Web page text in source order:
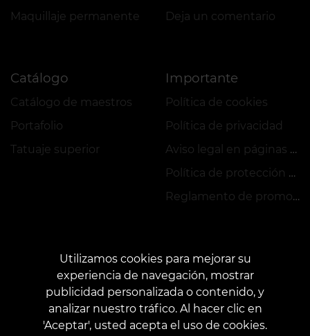
Maquillaje permanente
Deja un comentario
Catálogo
Catálogo de maestros
Portafolio
Tatuaje superior
Importante
Política de cookies
Política de privacidad
Aviso legal en páginas web
Política de protección de datos
Reglamento de promociones y VEAN COINS
CONTACTOS
Póngase en contacto con nosotros:customers@vean-tattoo.es
Cooperación: marketing.veantattoo@gmail.com
Utilizamos cookies para mejorar su
experiencia de navegación, mostrar
publicidad personalizada o contenido, y
analizar nuestro tráfico. Al hacer clic en
'Aceptar', usted acepta el uso de cookies.